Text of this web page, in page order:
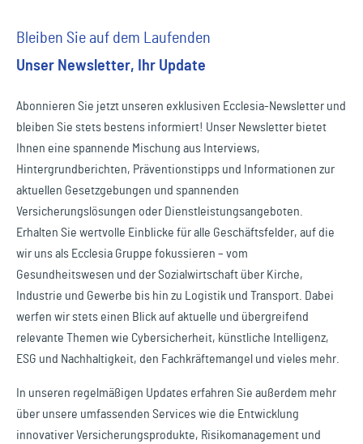
Bleiben Sie auf dem Laufenden
Unser Newsletter, Ihr Update
Abonnieren Sie jetzt unseren exklusiven Ecclesia-Newsletter und
bleiben Sie stets bestens informiert! Unser Newsletter bietet
Ihnen eine spannende Mischung aus Interviews,
Hintergrundberichten, Präventionstipps und Informationen zur
aktuellen Gesetzgebungen und spannenden
Versicherungslösungen oder Dienstleistungsangeboten.
Erhalten Sie wertvolle Einblicke für alle Geschäftsfelder, auf die
wir uns als Ecclesia Gruppe fokussieren – vom
Gesundheitswesen und der Sozialwirtschaft über Kirche,
Industrie und Gewerbe bis hin zu Logistik und Transport. Dabei
werfen wir stets einen Blick auf aktuelle und übergreifend
relevante Themen wie Cybersicherheit, künstliche Intelligenz,
ESG und Nachhaltigkeit, den Fachkräftemangel und vieles mehr.
In unseren regelmäßigen Updates erfahren Sie außerdem mehr
über unsere umfassenden Services wie die Entwicklung
innovativer Versicherungsprodukte, Risikomanagement und